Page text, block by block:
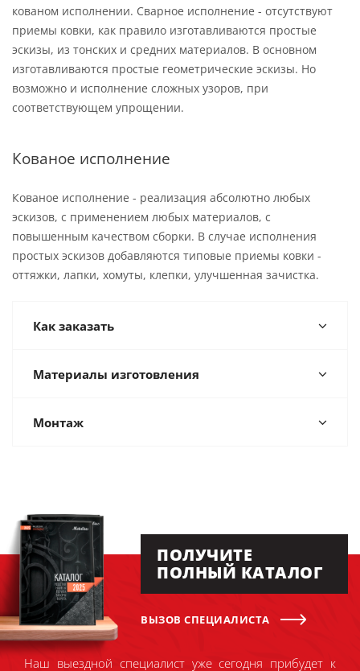
кованом исполнении. Сварное исполнение - отсутствуют
приемы ковки, как правило изготавливаются простые
эскизы, из тонских и средних материалов. В основном
изготавливаются простые геометрические эскизы. Но
возможно и исполнение сложных узоров, при
соответствующем упрощении.
Кованое исполнение
Кованое исполнение - реализация абсолютно любых
эскизов, с применением любых материалов, с
повышенным качеством сборки. В случае исполнения
простых эскизов добавляются типовые приемы ковки -
оттяжки, лапки, хомуты, клепки, улучшенная зачистка.
Как заказать
Материалы изготовления
Монтаж
ПОЛУЧИТЕ
ПОЛНЫЙ КАТАЛОГ
ВЫЗОВ СПЕЦИАЛИСТА
Наш выездной специалист уже сегодня прибудет к